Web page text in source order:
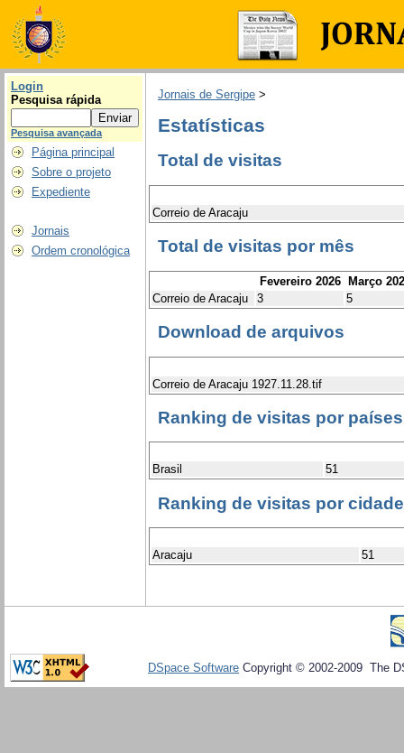
Login
Pesquisa rápida
Pesquisa avançada
Página principal
Sobre o projeto
Expediente
Jornais
Ordem cronológica
Jornais de Sergipe >
Estatísticas
Total de visitas
Correio de Aracaju
Total de visitas por mês
Fevereiro 2026 Março
Correio de Aracaju
3 5
Download de arquivos
Correio de Aracaju 1927.11.28.tif
Ranking de visitas por países
Brasil 51
Ranking de visitas por
Aracaju 51
DSpace Software Copyright © 2002-2009 The